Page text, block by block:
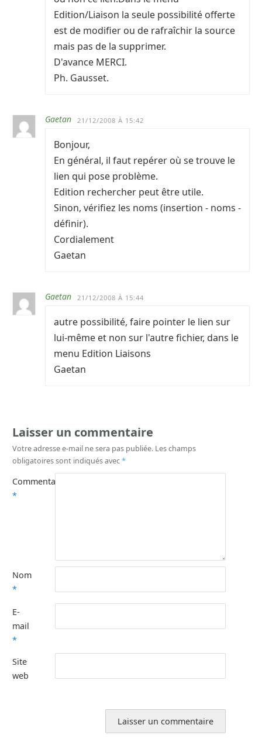
Edition/Liaison la seule possibilité offerte
est de modifier ou de rafraîchir la source
mais pas de la supprimer.
D'avance MERCI.
Ph. Gausset.
Gaetan 21/12/2008 À 15:42
Bonjour,
En général, il faut repérer où se trouve le
lien qui pose problème.
Edition rechercher peut être utile.
Sinon, vérifiez les noms (insertion - noms -
définir).
Cordialement
Gaetan
Gaetan 21/12/2008 À 15:44
autre possibilité, faire pointer le lien sur
lui-même et non sur l'autre fichier, dans le
menu Edition Liaisons
Gaetan
Laisser un commentaire
Votre adresse e-mail ne sera pas publiée. Les champs
obligatoires sont indiqués avec*
Commentaire
*
Nom
*
E-
mail
*
Site
web